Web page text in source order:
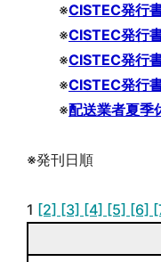
※CISTEC発行
※CISTEC発行
※CISTEC発行
※CISTEC発行
※配送業者夏季
※発刊日順
1 [2] [3] [4] [5] [6]